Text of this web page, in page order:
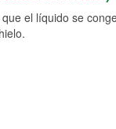
el líquido se